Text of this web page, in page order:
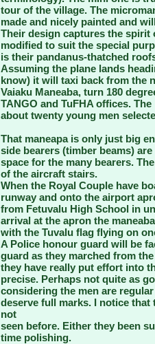
tour of the village. The
made and nicely painted and
Their design captures the spirit
modified to suit the special
is their pandanus-thatched
Assuming the plane lands
know) it will taxi back from the
Vaiaku Maneaba, turn 180
TANGO and TuFHA offices.
about twenty young men
That maneapa is only just big
side bearers (timber beams)
space for the many bearers.
of the aircraft stairs.
When the Royal Couple have
runway and onto the airport
from Fetuvalu High School in
arrival at the apron the
with the Tuvalu flag flying on
A Police honour guard will be
guard as they marched from
they have really put effort into
precise. Perhaps not quite as
considering the men are
deserve full marks. I notice
not
seen before. Either they been
time polishing.